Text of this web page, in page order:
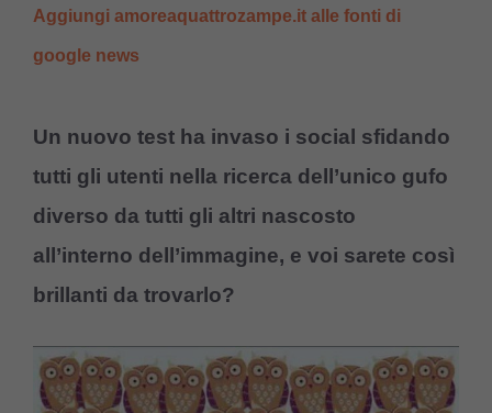
Aggiungi amoreaquattrozampe.it alle fonti di
google news
Un nuovo test ha invaso i social sfidando
tutti gli utenti nella ricerca dell’unico gufo
diverso da tutti gli altri nascosto
all’interno dell’immagine, e voi sarete così
brillanti da trovarlo?